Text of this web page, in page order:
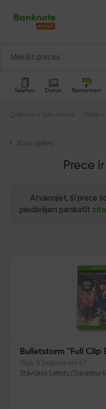
Telefoni Datori Remontam
Sākums
Spēļu konsoles
Spēles
Xbox spēles
Prece
Atvainojiet, šī prece
piedāvājam parskatīt
Bulletstorm "Full Clip
Rīga, A.Deglava iela 67
Stāvoklis Lietots (Garantija